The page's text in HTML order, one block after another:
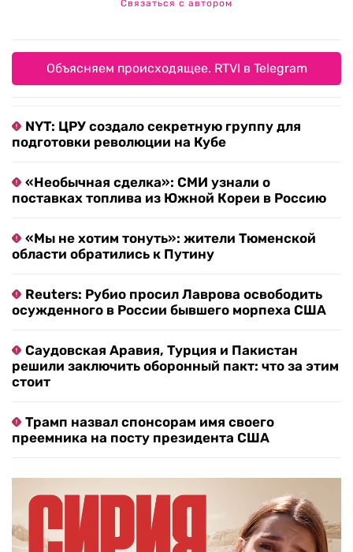
Связаться с автором
Объясняем происходящее. RTVI в Telegram
NYT: ЦРУ создало секретную группу для
подготовки революции на Кубе
«Необычная сделка»: СМИ узнали о
поставках топлива из Южной Кореи в Россию
«Мы не хотим тонуть»: жители Тюменской
области обратились к Путину
Reuters: Рубио просил Лаврова освободить
осужденного в России бывшего морпеха США
Саудовская Аравия, Турция и Пакистан
решили заключить оборонный пакт: что за этим
стоит
Трамп назвал спонсорам имя своего
преемника на посту президента США